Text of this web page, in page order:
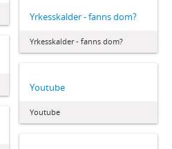
Yrkesskalder - fanns dom?
Yrkesskalder - fanns dom?
Youtube
Youtube